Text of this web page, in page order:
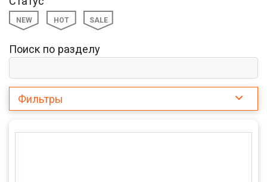
NEW HOT SALE
Поиск по разделу
Фильтры